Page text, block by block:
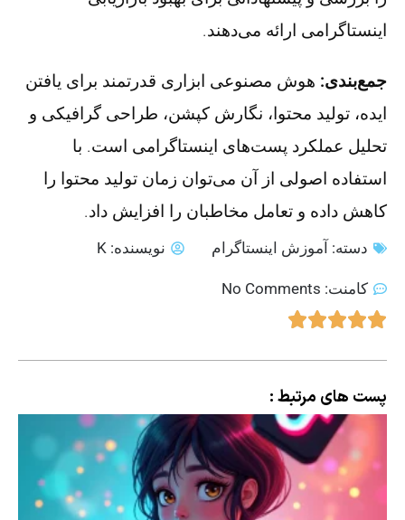
اینستاگرامی ارائه می‌دهند.
جمع‌بندی: هوش مصنوعی ابزاری قدرتمند برای یافتن
ایده، تولید محتوا، نگارش کپشن، طراحی گرافیکی و
تحلیل عملکرد پست‌های اینستاگرامی است. با
استفاده اصولی از آن می‌توان زمان تولید محتوا را
کاهش داده و تعامل مخاطبان را افزایش داد.
دسته: آموزش اینستاگرام نویسنده:
کامنت:
پست های مرتبط :